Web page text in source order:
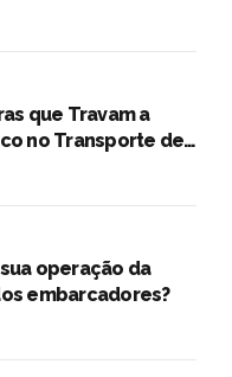
que Travam a
no Transporte de
operação da
embarcadores?